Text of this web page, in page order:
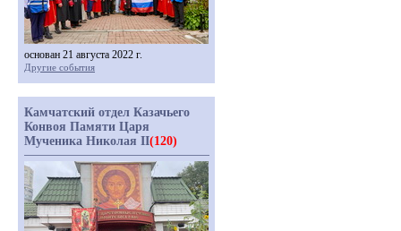
основан 21 августа 2022 г.
Другие события
Камчатский отдел Казачьего
Конвоя Памяти Царя
Мученика Николая II(120)